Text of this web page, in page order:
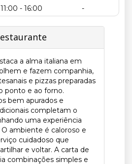
11:00 - 16:00 -
a alma italiana em
e fazem companhia,
e pizzas preparadas
ponto e ao forno.
bem apurados e
completam o
uma experiência
ambiente é caloroso e
cuidadoso que
e voltar. A carta de
combinações simples e